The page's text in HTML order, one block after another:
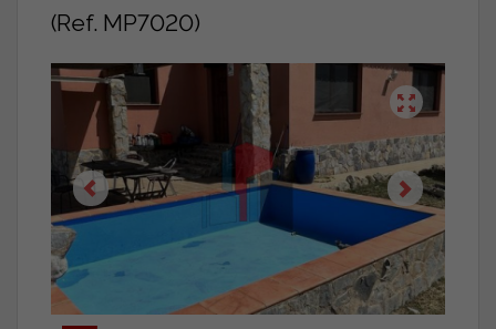
(Ref. MP7020)